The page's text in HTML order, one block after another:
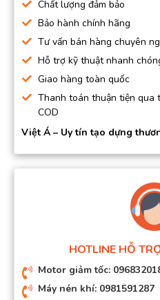
Chất lượng đảm bảo
Bảo hành chính hãng
Tư vấn bán hàng chuyên
Hỗ trợ kỹ thuật nhanh
Giao hàng toàn quốc
Thanh toán thuận tiện qua
COD
Việt Á – Uy tín tạo dựng
HOTLINE HỖ
Motor giảm tốc:
Máy nén khí: 0981591287